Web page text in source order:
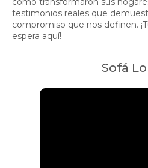
testimonios reales que
compromiso que nos definen.
espera aquí!
Sofá